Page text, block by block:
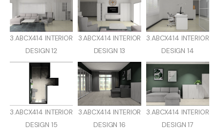
3.ABCX414 INTERIOR
DESIGN 12
3.ABCX414 INTERIOR
DESIGN 13
3.ABCX414 INTERIOR
DESIGN 14
3.ABCX414 INTERIOR
DESIGN 15
3.ABCX414 INTERIOR
DESIGN 16
3.ABCX414 INTERIOR
DESIGN 17